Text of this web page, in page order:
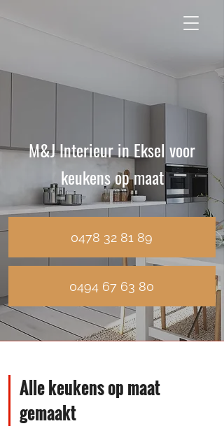
0478 32 81 89
M&J Interieur in Eksel voor
keukens op maat
0478 32 81 89
0494 67 63 80
Alle keukens op maat
gemaakt